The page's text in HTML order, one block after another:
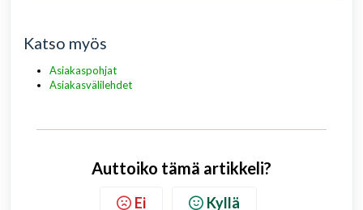
Katso myös
Asiakaspohjat
Asiakasvälilehdet
Auttoiko tämä artikkeli?
Ei Kyllä